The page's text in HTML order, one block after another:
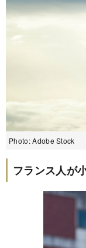
Photo: Adobe Stock
フランス人が